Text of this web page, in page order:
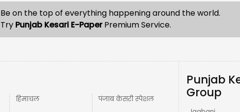
Be on the top of everything happening around the world.
Punjab